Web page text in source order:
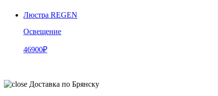
Люстра REGEN
Освещение
46900₽
Доставка по Брянску